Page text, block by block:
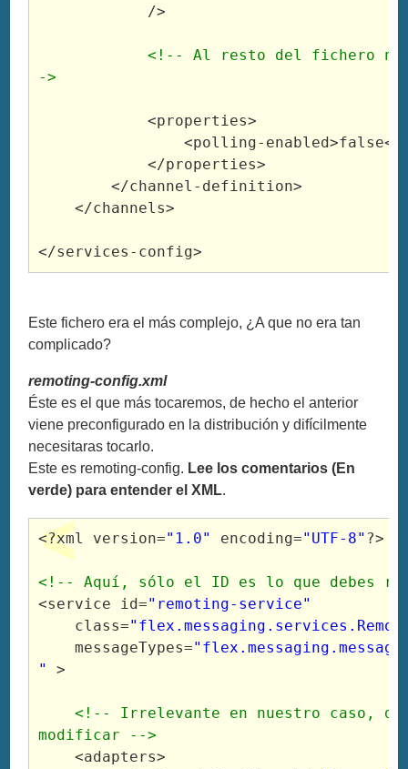
/>
<!-- Al resto del fichero no
->
<properties>
<polling-enabled>false</
</properties>
</channel -definition>
</channels>
</services -config>
Este fichero era el más complejo, ¿A que no era tan
complicado?
remoting-config.xml
Éste es el que más tocaremos, de hecho el anterior
viene preconfigurado en la distribución y difícilmente
necesitaras tocarlo.
Este es remoting-config. Lee los comentarios (En
verde) para entender el XML.
<?xml version="1.0" encoding="UTF-8" ?>
<!-- Aquí, sólo el ID es lo que debes
<service
id="remoting-service"
class=
messageTypes=
"
>
<!-- Irrelevante en nuestro caso,
modificar -->
<adapters>